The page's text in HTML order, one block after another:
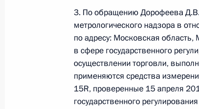
граждан
12 октября 2018 года, 21:02
15 февраля 2018 года,
15 февраля 2018 года по
3. По обращению Дорофеева Д.В.
метрологического надзора в
по адресу: Московская
в сфере государственного
осуществлении торговли,
применяются средства
15R, проверенные 15 апреля
государственного